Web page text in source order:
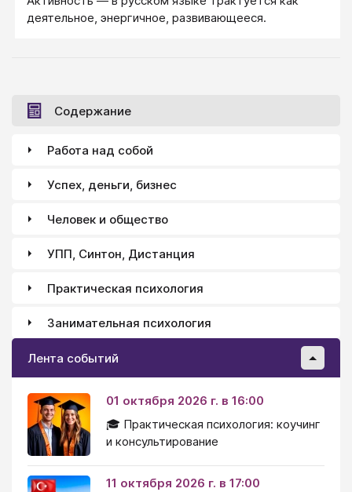
деятельное, энергичное, развивающееся.
Содержание
Работа над собой
Успех, деньги, бизнес
Человек и общество
УПП, Синтон, Дистанция
Практическая психология
Занимательная психология
Лента событий
01 октября 2026 г. в 16:00
🎓 Практическая психология: коучинг
и консультирование
11 октября 2026 г. в 17:00